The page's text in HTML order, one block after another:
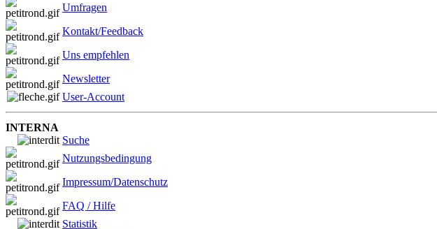
Umfragen
Kontakt/Feedback
Uns empfehlen
Newsletter
User-Account
INTERNA
Suche
Nutzungsbedingung
Impressum/Datenschutz
FAQ / Hilfe
Statistik